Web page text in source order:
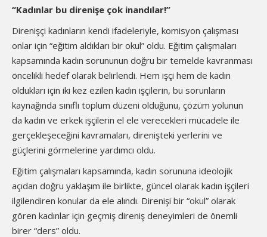
“Kadınlar bu direnişe çok inandılar!”
Direnişçi kadınların kendi ifadeleriyle, komisyon çalışması
onlar için “eğitim aldıkları bir okul” oldu. Eğitim çalışmaları
kapsamında kadın sorununun doğru bir temelde kavranması
öncelikli hedef olarak belirlendi. Hem işçi hem de kadın
oldukları için iki kez ezilen kadın işçilerin, bu sorunların
kaynağında sınıflı toplum düzeni olduğunu, çözüm yolunun
da kadın ve erkek işçilerin el ele verecekleri mücadele ile
gerçekleşeceğini kavramaları, direnişteki yerlerini ve
güçlerini görmelerine yardımcı oldu.
Eğitim çalışmaları kapsamında, kadın sorununa ideolojik
açıdan doğru yaklaşım ile birlikte, güncel olarak kadın işçileri
ilgilendiren konular da ele alındı. Direnişi bir “okul” olarak
gören kadınlar için geçmiş direniş deneyimleri de önemli
birer “ders” oldu.